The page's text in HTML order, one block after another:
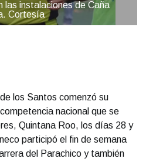
las instalaciones de Caña
Cortesía
los Santos comenzó su
nacional que se
Quintana Roo, los días 28 y
participó el fin de semana
del Parachico y también